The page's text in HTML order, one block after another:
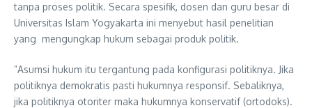
tanpa proses politik. Secara spesifik, dosen dan guru besar di
Universitas Islam Yogyakarta ini menyebut hasil penelitian
yang mengungkap hukum sebagai produk politik.
”Asumsi hukum itu tergantung pada konfigurasi politiknya. Jika
politiknya demokratis pasti hukumnya responsif. Sebaliknya,
jika politiknya otoriter maka hukumnya konservatif (ortodoks).